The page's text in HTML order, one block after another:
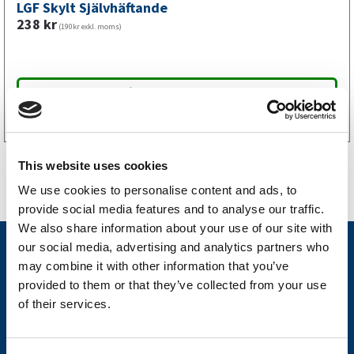
This website uses cookies
We use cookies to personalise content and ads, to
provide social media features and to analyse our traffic.
We also share information about your use of our site with
our social media, advertising and analytics partners who
may combine it with other information that you’ve
provided to them or that they’ve collected from your use
of their services.
LGF Skylt Självhäftande
238 kr (190kr exkl. moms)
Nyheter
Släpvagnsfabrikat
Släpvagnsservice
Våra produkter